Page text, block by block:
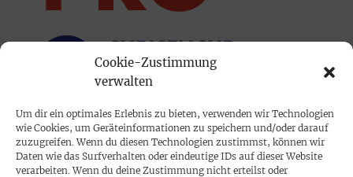
Cookie-Zustimmung
verwalten
Um dir ein optimales Erlebnis zu bieten, verwenden wir Technologien
wie Cookies, um Geräteinformationen zu speichern und/oder darauf
zuzugreifen. Wenn du diesen Technologien zustimmst, können wir
Daten wie das Surfverhalten oder eindeutige IDs auf dieser Website
verarbeiten. Wenn du deine Zustimmung nicht erteilst oder
PRINTAUSGABE
Mediadaten